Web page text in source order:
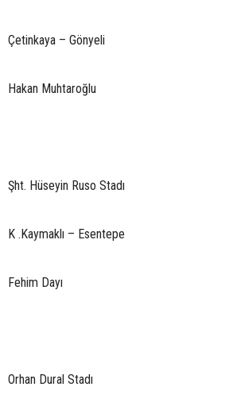
Çetinkaya – Gönyeli
Hakan Muhtaroğlu
Şht. Hüseyin Ruso Stadı
K .Kaymaklı – Esentepe
Fehim Dayı
Orhan Dural Stadı